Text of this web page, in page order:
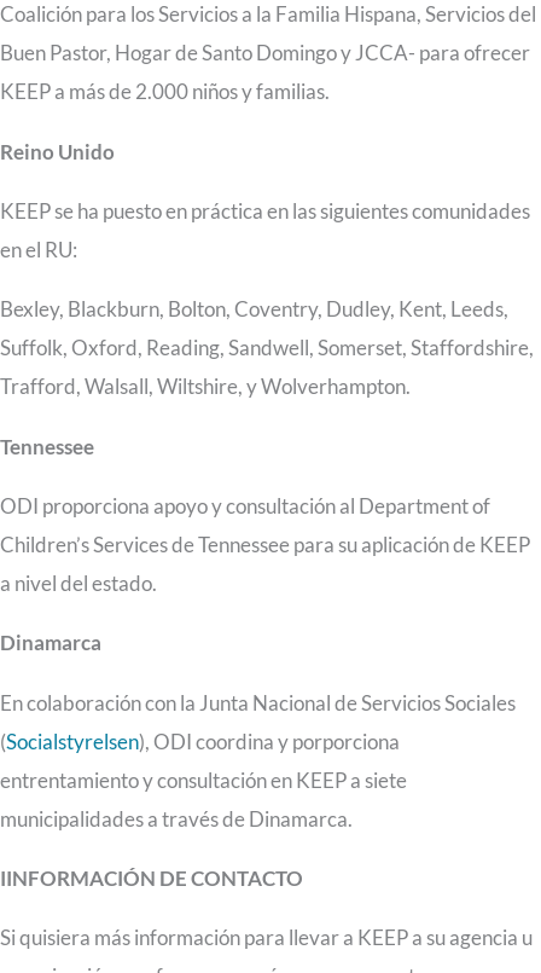
Coalición para los Servicios a la Familia Hispana, Servicios del
Buen Pastor, Hogar de Santo Domingo y JCCA- para ofrecer
KEEP a más de 2.000 niños y familias.
Reino Unido
KEEP se ha puesto en práctica en las siguientes comunidades
en el RU:
Bexley, Blackburn, Bolton, Coventry, Dudley, Kent, Leeds,
Suffolk, Oxford, Reading, Sandwell, Somerset, Staffordshire,
Trafford, Walsall, Wiltshire, y Wolverhampton.
Tennessee
ODI proporciona apoyo y consultación al Department of
Children’s Services de Tennessee para su aplicación de KEEP
a nivel del estado.
Dinamarca
En colaboración con la Junta Nacional de Servicios Sociales
(Socialstyrelsen), ODI coordina y porporciona
entrentamiento y consultación en KEEP a siete
municipalidades a través de Dinamarca.
IINFORMACIÓN DE CONTACTO
Si quisiera más información para llevar a KEEP a su agencia u